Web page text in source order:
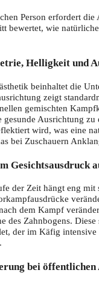
Person erfordert
bewertet, wie
Helligkeit und
beinhaltet die
zeigt
gemischten
Ausrichtung
wird, was eine
bei Zuschauern
Gesichtsausdruck
der Zeit hängt eng
dem Kampf
des Zahnbogens.
der im Käfig
bei